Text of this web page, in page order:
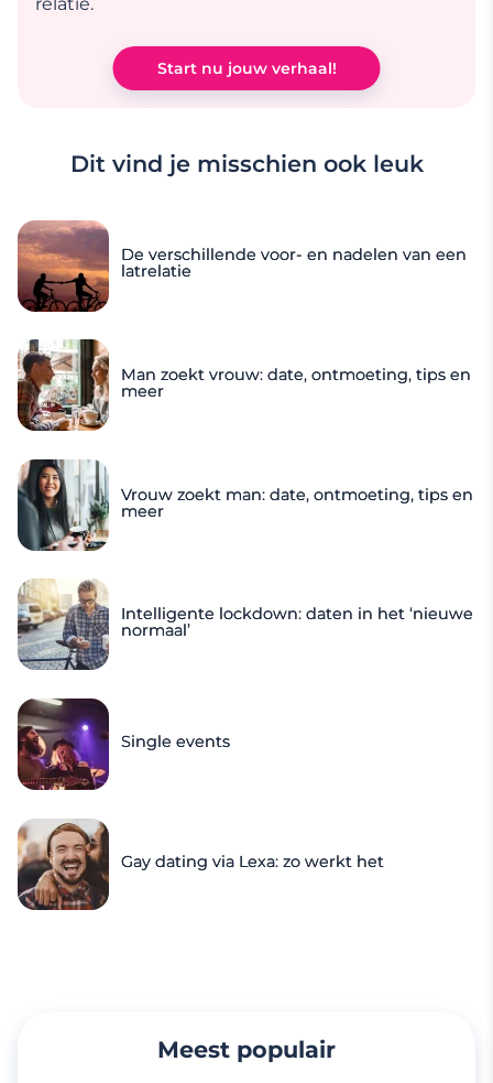
Start nu jouw verhaal!
Dit vind je misschien ook leuk
De verschillende voor- en nadelen van een
latrelatie
Man zoekt vrouw: date, ontmoeting, tips en
meer
Vrouw zoekt man: date, ontmoeting, tips en
meer
Intelligente lockdown: daten in het ‘nieuwe
normaal’
Single events
Gay dating via Lexa: zo werkt het
Meest populair